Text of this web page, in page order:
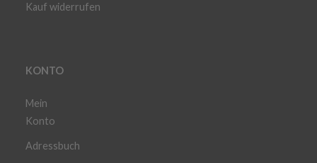
Kauf widerrufen
KONTO
Mein
Konto
Adressbuch